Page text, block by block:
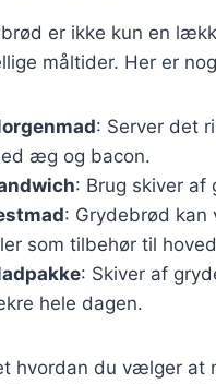
er ikke kun en
måltider. Her er
: Server det
æg og bacon.
: Brug skiver
: Grydebrød
som tilbehør til
: Skiver af
hele dagen.
hvordan du vælger at